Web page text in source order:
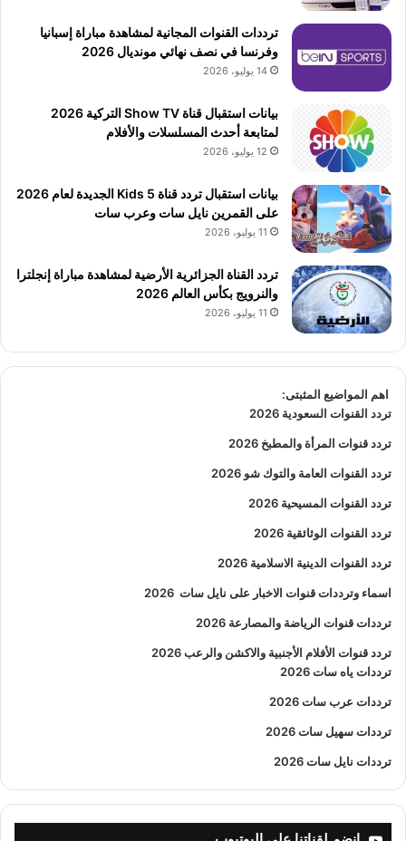
ترددات القنوات المجانية لمشاهدة مباراة إسبانيا
وفرنسا في نصف نهائي مونديال 2026
14 يوليو، 2026
بيانات استقبال قناة Show TV التركية 2026
لمتابعة أحدث المسلسلات والأفلام
12 يوليو، 2026
بيانات استقبال تردد قناة 5 Kids الجديدة لعام 2026
على القمرين نايل سات وعرب سات
11 يوليو، 2026
تردد القناة الجزائرية الأرضية لمشاهدة مباراة إنجلترا
والنرويج بكأس العالم 2026
11 يوليو، 2026
اهم المواضيع المثبتى:
تردد القنوات السعودية 2026
تردد قنوات المرأة والمطبخ 2026
تردد القنوات العامة والتوك شو 2026
تردد القنوات المسيحية 2026
تردد القنوات الوثائقية 2026
تردد القنوات الدينية الاسلامية 2026
اسماء وترددات قنوات الاخبار على نايل سات 2026
ترددات قنوات الرياضة والمصارعة 2026
تردد قنوات الأفلام الأجنبية والاكشن والرعب2026
ترددات ياه سات 2026
ترددات عرب سات 2026
ترددات سهيل سات 2026
ترددات نايل سات 2026